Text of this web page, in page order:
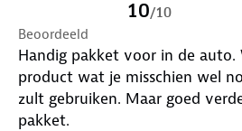
10/10
Beoordeeld
Handig pakket voor in de auto.
product wat je misschien wel
zult gebruiken. Maar goed
pakket.